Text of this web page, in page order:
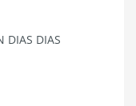
DIAS DIAS